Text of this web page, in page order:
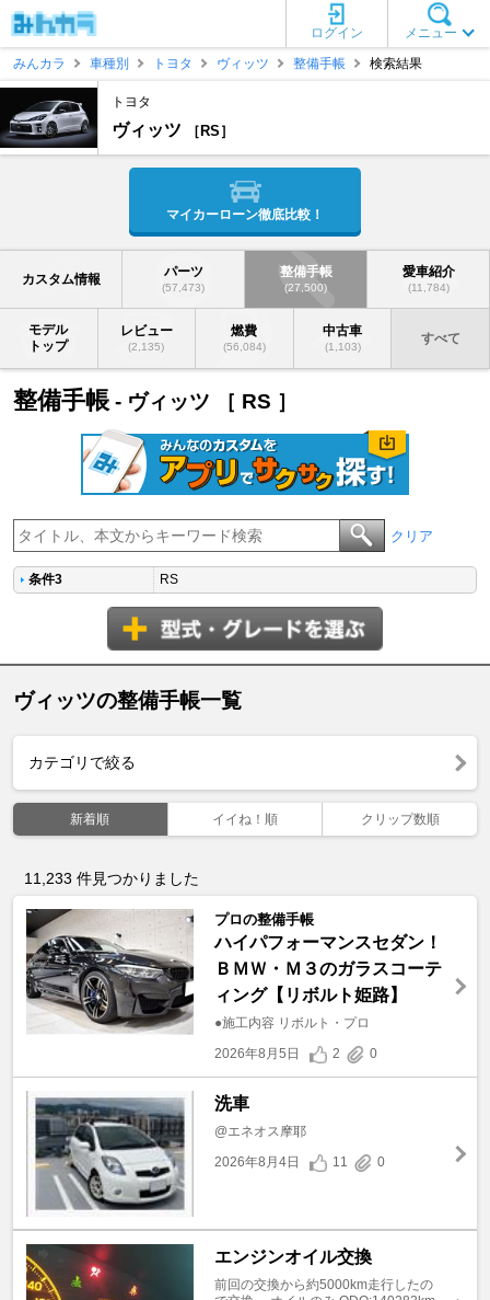
メニュー
ログイン
みんカラ
車種別 トヨタ ヴィッツ 整備手帳 検索結果
トヨタ
ヴィッツ RS
マイカーローン徹底比較！
カスタム情報 パーツ
(57,473)
整備手帳
(27,500)
愛車紹介
(11,784)
モデル
トップ
レビュー
(2,135)
燃費
(56,084)
中古車
(1,103)
すべて
整備手帳 - ヴィッツ ［ RS ］
クリア
条件3 RS
ヴィッツの整備手帳一覧
カテゴリで絞る
新着順 イイね！順 クリップ数順
11,233 件見つかりました
プロの整備手帳
ハイパフォーマンスセダン！
ＢＭＷ・Ｍ３のガラスコーテ
ィング【リボルト姫路】
●施工内容 リボルト・プロ
2026年8月5日
2 0
洗車
@エネオス摩耶
2026年8月4日
11 0
エンジンオイル交換
前回の交換から約5000km走行したの